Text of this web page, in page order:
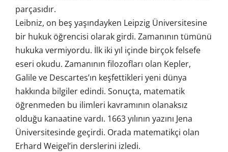
parçasıdır.
Leibniz, on beş yaşındayken Leipzig Üniversitesine
bir hukuk öğrencisi olarak girdi. Zamanının tümünü
hukuka vermiyordu. İlk iki yıl içinde birçok felsefe
eseri okudu. Zamanının filozofları olan Kepler,
Galile ve Descartes’ın keşfettikleri yeni dünya
hakkında bilgiler edindi. Sonuçta, matematik
öğrenmeden bu ilimleri kavramının olanaksız
olduğu kanaatine vardı. 1663 yılının yazını Jena
Üniversitesinde geçirdi. Orada matematikçi olan
Erhard Weigel’in derslerini izledi.